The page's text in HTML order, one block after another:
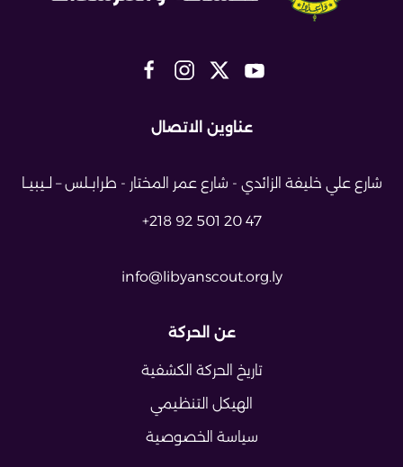
عناوين الاتصال
شارع علي خليفة الزائدي - شارع عمر المختار - طرابــلس – لــيبيــا
+218 92 501 20 47
info@libyanscout.org.ly
عن الحركة
تاريخ الحركة الكشفية
الهيكل التنظيمي
سياسة الخصوصية